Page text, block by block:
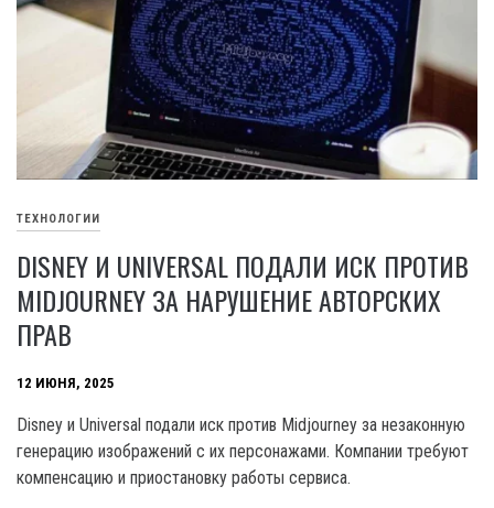
ТЕХНОЛОГИИ
DISNEY И UNIVERSAL ПОДАЛИ ИСК ПРОТИВ
MIDJOURNEY ЗА НАРУШЕНИЕ АВТОРСКИХ
ПРАВ
12 ИЮНЯ, 2025
Disney и Universal подали иск против Midjourney за незаконную
генерацию изображений с их персонажами. Компании требуют
компенсацию и приостановку работы сервиса.